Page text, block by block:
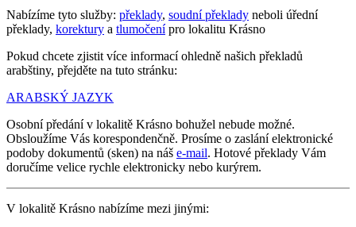
Nabízíme tyto služby: překlady, soudní překlady neboli úřední
překlady, korektury a tlumočenípro lokalitu Krásno
Pokud chcete zjistit více informací ohledně našich překladů
arabštiny, přejděte na tuto stránku:
ARABSKÝ JAZYK
Osobní předání v lokalitě Krásno bohužel nebude možné.
Obsloužíme Vás korespondenčně. Prosíme o zaslání elektronické
podoby dokumentů (sken) na náš e-mail. Hotové překlady Vám
doručíme velice rychle elektronicky nebo kurýrem.
V lokalitě Krásno nabízíme mezi jinými: